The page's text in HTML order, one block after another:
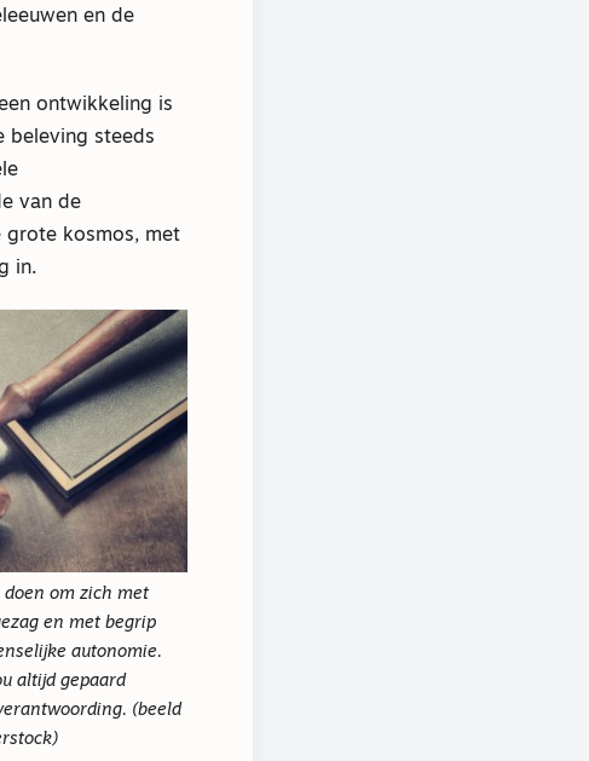
en de
ontwikkeling is
beleving steeds
van de
grote kosmos, met
in.
om zich met
en met begrip
autonomie.
altijd gepaard
(beeld